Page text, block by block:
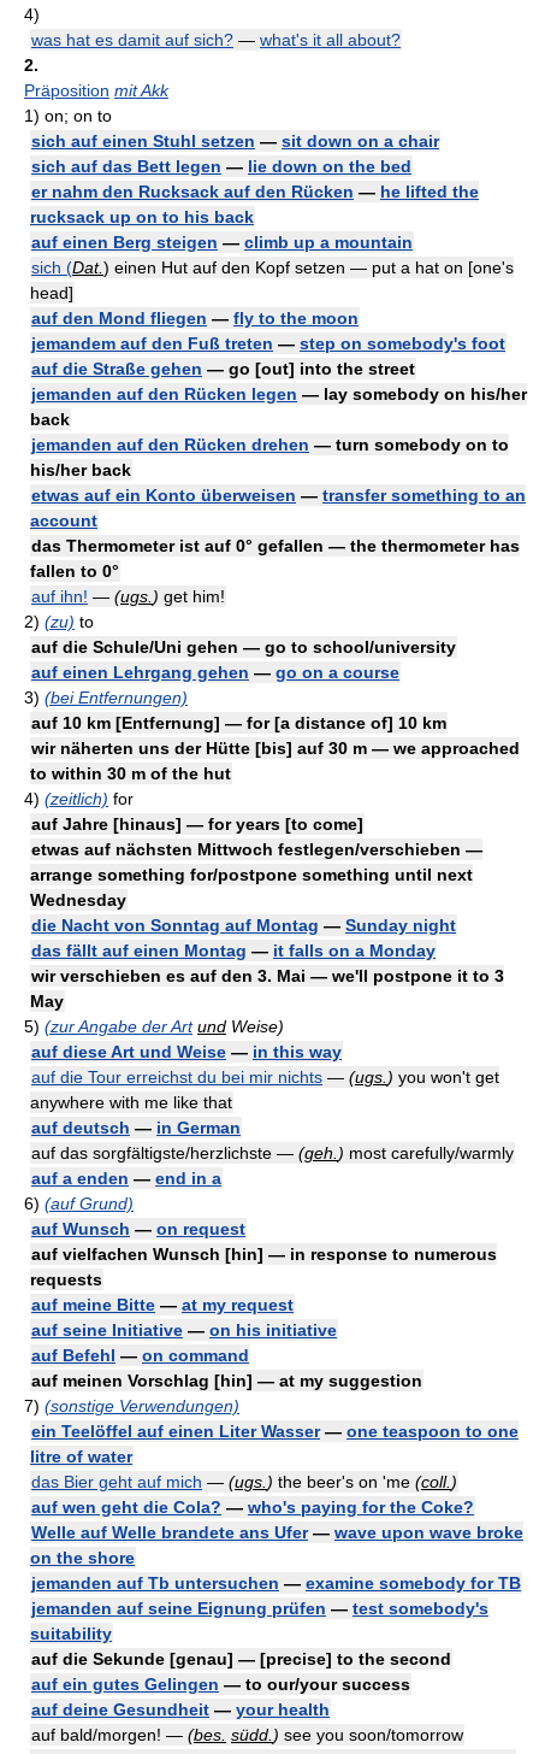
4)
was hat es damit auf sich? — what's it all about?
2.
Präposition mit Akk
1) on; on to
sich auf einen Stuhl setzen — sit down on a chair
sich auf das Bett legen — lie down on the bed
er nahm den Rucksack auf den Rücken — he lifted the
rucksack up on to his back
auf einen Berg steigen — climb up a mountain
sich (Dat.) einen Hut auf den Kopf setzen — put a hat on [one's
head]
auf den Mond fliegen — fly to the moon
jemandem auf den Fuß treten — step on somebody's foot
auf die Straße gehen — go [out] into the street
jemanden auf den Rücken legen — lay somebody on his/her
back
jemanden auf den Rücken drehen — turn somebody on to
his/her back
etwas auf ein Konto überweisen — transfer something to an
account
das Thermometer ist auf 0° gefallen — the thermometer has
fallen to 0°
auf ihn! — (ugs. ) get him!
2) (zu) to
auf die Schule/Uni gehen — go to school/university
auf einen Lehrgang gehen — go on a course
3) (bei Entfernungen)
auf 10 km [Entfernung] — for [a distance of] 10 km
wir näherten uns der Hütte [bis] auf 30 m — we approached
to within 30 m of the hut
4) (zeitlich) for
auf Jahre [hinaus] — for years [to come]
etwas auf nächsten Mittwoch festlegen/verschieben —
arrange something for/postpone something until next
Wednesday
die Nacht von Sonntag auf Montag — Sunday night
das fällt auf einen Montag — it falls on a Monday
wir verschieben es auf den 3. Mai — we'll postpone it to 3
May
5) (zur Angabe der Art und Weise)
auf diese Art und Weise — in this way
auf die Tour erreichst du bei mir nichts — (ugs. ) you won't get
anywhere with me like that
auf deutsch — in German
auf das sorgfältigste/herzlichste — (geh. ) most carefully/warmly
auf a enden — end in a
6) (auf Grund)
auf Wunsch — on request
auf vielfachen Wunsch [hin] — in response to numerous
requests
auf meine Bitte — at my request
auf seine Initiative — on his initiative
auf Befehl — on command
auf meinen Vorschlag [hin] — at my suggestion
7) (sonstige Verwendungen)
ein Teelöffel auf einen Liter Wasser— one teaspoon to one
litre of water
das Bier geht auf mich — (ugs. ) the beer's on 'me (coll. )
auf wen geht die Cola? — who's paying for the Coke?
Welle auf Welle brandete ans Ufer— wave upon wave broke
on the shore
jemanden auf Tb untersuchen — examine somebody for TB
jemanden auf seine Eignung prüfen — test somebody's
suitability
auf die Sekunde [genau] — [precise] to the second
auf ein gutes Gelingen — to our/your success
auf deine Gesundheit — your health
auf bald/morgen! — (bes. südd. ) see you soon/tomorrow